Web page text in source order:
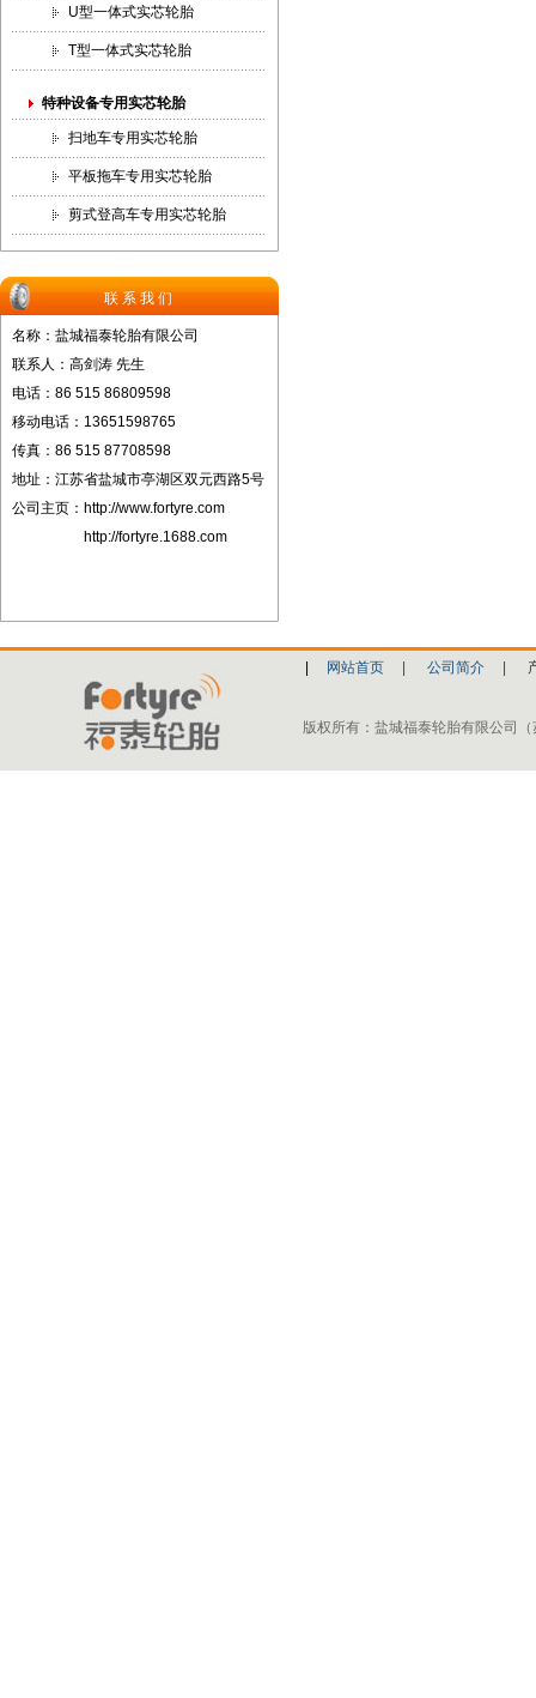
U型一体式实芯轮胎
T型一体式实芯轮胎
特种设备专用实芯轮胎
扫地车专用实芯轮胎
平板拖车专用实芯轮胎
剪式登高车专用实芯轮胎
联系我们
名称：盐城福泰轮胎有限公司
联系人：高剑涛 先生
电话：86 515 86809598
移动电话：13651598765
传真：86 515 87708598
地址：江苏省盐城市亭湖区双元西路5号
公司主页： http://www.fortyre.com
http://fortyre.1688.com
网站首页 公司简介
版权所有：盐城福泰轮胎有限公司（